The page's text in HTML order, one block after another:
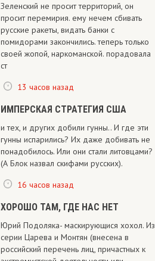
Зеленский не просит территорий, он
просит перемирия. ему нечем сбивать
русские ракеты, видать банки с
помидорами закончились. теперь только
своей жопой, наркоманской. порадовала
ст
13 часов назад
ИМПЕРСКАЯ СТРАТЕГИЯ США
и тех, и других добили гунны.. И где эти
гунны испарились? Их даже добивать не
понадобилось. Или они стали литовцами?
(А Блок назвал скифами русских).
16 часов назад
ХОРОШО ТАМ, ГДЕ НАС НЕТ
Юрий Подоляка- маскирующися хохол. Из
серии Царева и Монтян (внесена в
российский перечень лиц, причастных к